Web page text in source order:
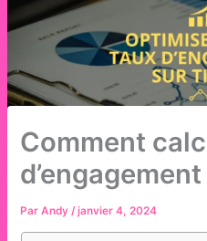
Comment
ParAndy /janvier 4, 2024